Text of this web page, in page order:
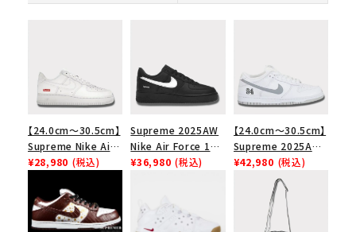
【24.0cm～30.5cm】
Supreme Nike Air
Force 1 Low シュプ
ース１スニーカー シ
ューズ ホワイト
¥28,980 (税込)
Supreme 2025AW
Nike Air Force 1
Low シュプリーム ナ
ラック
¥36,980 (税込)
【24.0cm～30.5cm】
Supreme 2025AW
Nike SB Dunk Low
ナイキ SB ダンク ロ
ー スニーカー ホワイ
¥42,980 (税込)